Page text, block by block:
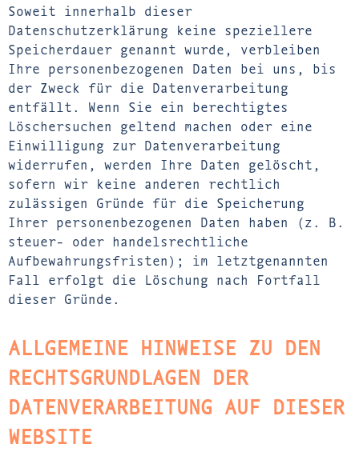
Soweit innerhalb dieser
Datenschutzerklärung keine speziellere
Speicherdauer genannt wurde, verbleiben
Ihre personenbezogenen Daten bei uns, bis
der Zweck für die Datenverarbeitung
entfällt. Wenn Sie ein berechtigtes
Löschersuchen geltend machen oder eine
Einwilligung zur Datenverarbeitung
widerrufen, werden Ihre Daten gelöscht,
sofern wir keine anderen rechtlich
zulässigen Gründe für die Speicherung
Ihrer personenbezogenen Daten haben (z. B.
steuer- oder handelsrechtliche
Aufbewahrungsfristen); im letztgenannten
Fall erfolgt die Löschung nach Fortfall
dieser Gründe.
ALLGEMEINE HINWEISE ZU DEN
RECHTSGRUNDLAGEN DER
DATENVERARBEITUNG AUF DIESER
WEBSITE